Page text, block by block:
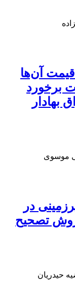
آن‌ها
برخورد
بهادار
موسوی
در
در دوره‌ی 1389- 1355 (روش تصحیح
حیدریان